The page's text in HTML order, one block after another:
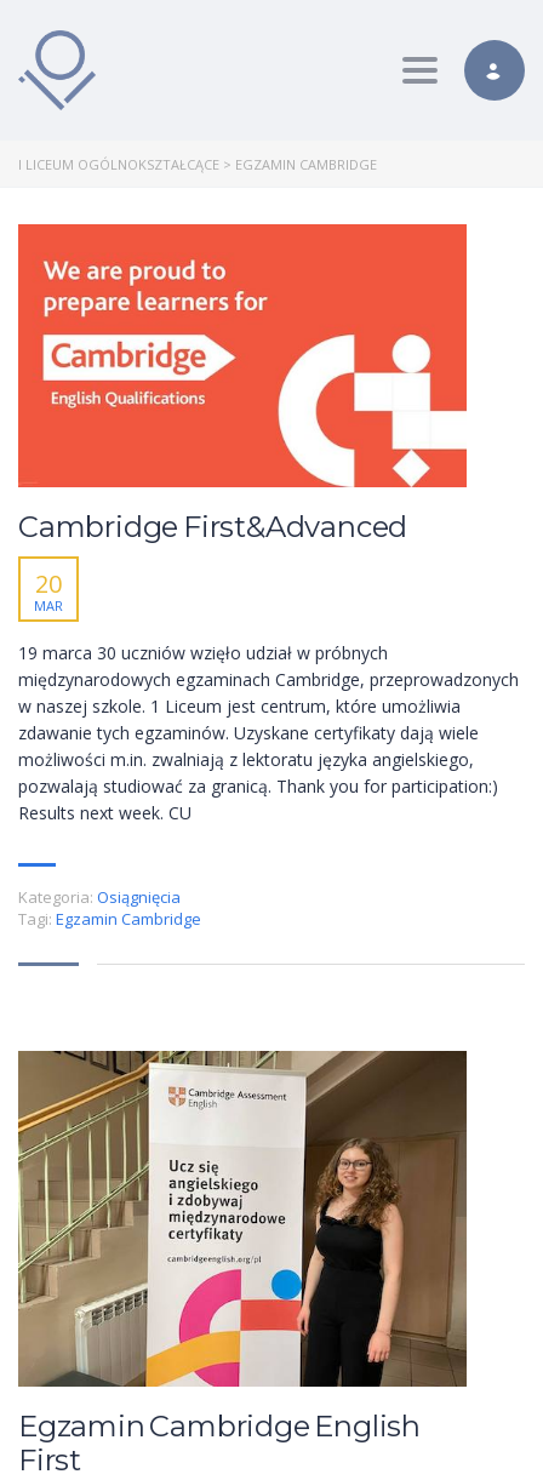
Toggle
I LICEUM OGÓLNOKSZTAŁCĄCE > EGZAMIN CAMBRIDGE
Cambridge First&Advanced
20
MAR
19 marca 30 uczniów wzięło udział w próbnych
międzynarodowych egzaminach Cambridge, przeprowadzonych
w naszej szkole. 1 Liceum jest centrum, które umożliwia
zdawanie tych egzaminów. Uzyskane certyfikaty dają wiele
możliwości m.in. zwalniają z lektoratu języka angielskiego,
pozwalają studiować za granicą. Thank you for participation:)
Results next week. CU
Kategoria: Osiągnięcia
Tagi: Egzamin Cambridge
Egzamin Cambridge English
First